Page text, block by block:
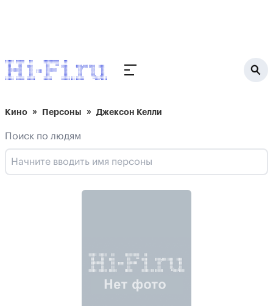
Кино Персоны Джексон Келли
Поиск по людям